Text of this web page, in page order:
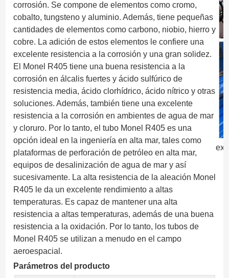
corrosión. Se compone de elementos como cromo,
cobalto, tungsteno y aluminio. Además, tiene pequeñas
cantidades de elementos como carbono, niobio, hierro y
cobre. La adición de estos elementos le confiere una
excelente resistencia a la corrosión y una gran solidez.
El Monel R405 tiene una buena resistencia a la
corrosión en álcalis fuertes y ácido sulfúrico de
resistencia media, ácido clorhídrico, ácido nítrico y otras
soluciones. Además, también tiene una excelente
resistencia a la corrosión en ambientes de agua de mar
y cloruro. Por lo tanto, el tubo Monel R405 es una
opción ideal en la ingeniería en alta mar, tales como
plataformas de perforación de petróleo en alta mar,
equipos de desalinización de agua de mar y así
sucesivamente. La alta resistencia de la aleación Monel
R405 le da un excelente rendimiento a altas
temperaturas. Es capaz de mantener una alta
resistencia a altas temperaturas, además de una buena
resistencia a la oxidación. Por lo tanto, los tubos de
Monel R405 se utilizan a menudo en el campo
aeroespacial.
Parámetros del producto